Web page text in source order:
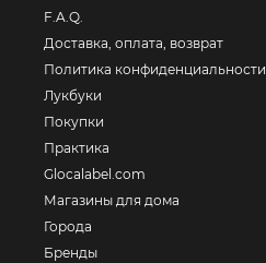
F.A.Q.
Доставка, оплата, возврат
Политика конфиденциальности
Лукбуки
Покупки
Практика
Glocalabel.com
Магазины для дома
Города
Бренды